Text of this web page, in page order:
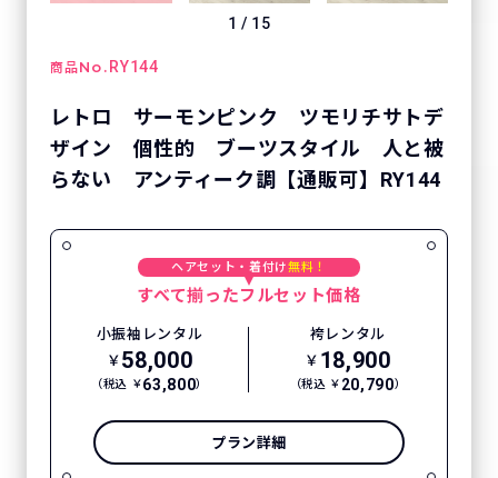
1 / 15
商品No. RY144
レトロ サーモンピンク ツモリチサトデ
ザイン 個性的 ブーツスタイル 人と被
らない アンティーク調【通販可】RY144
ヘアセット・着付け無料！
すべて揃ったフルセット価格
小振袖レンタル
￥ 58,000
（税込 ￥63,800）
袴レンタル
￥ 18,900
（税込 ￥ 20,790）
プラン詳細